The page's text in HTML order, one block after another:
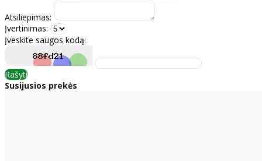
Atsiliepimas:
Įvertinimas:
Įveskite saugos kodą:
Rašyti
Susijusios prekės